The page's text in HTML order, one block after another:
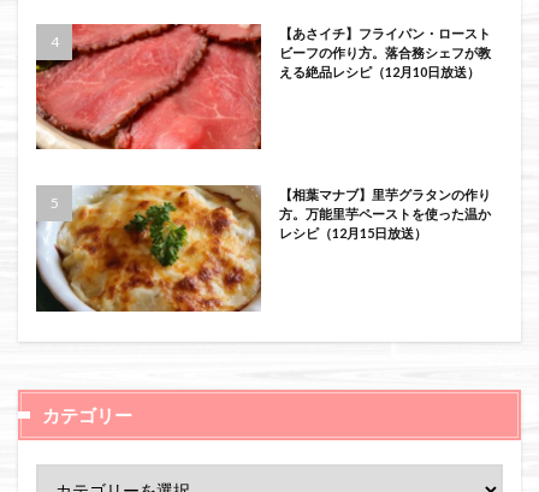
【あさイチ】フライパン・ロースト
ビーフの作り方。落合務シェフが教
える絶品レシピ（12月10日放送）
【相葉マナブ】里芋グラタンの作り
方。万能里芋ペーストを使った温か
レシピ（12月15日放送）
カテゴリー